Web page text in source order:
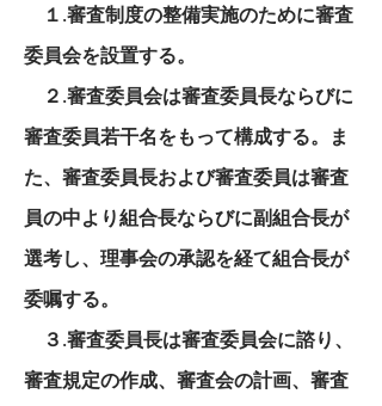
１.審査制度の整備実施のために審査
委員会を設置する。
２.審査委員会は審査委員長ならびに
審査委員若干名をもって構成する。ま
た、審査委員長および審査委員は審査
員の中より組合長ならびに副組合長が
選考し、理事会の承認を経て組合長が
委嘱する。
３.審査委員長は審査委員会に諮り、
審査規定の作成、審査会の計画、審査